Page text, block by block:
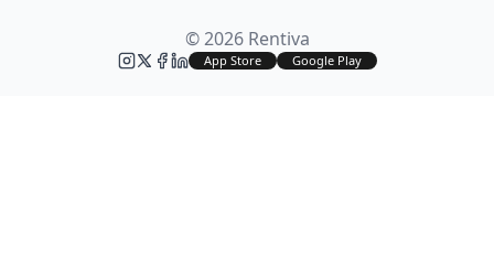
© 2026 Rentiva
App Store Google Play